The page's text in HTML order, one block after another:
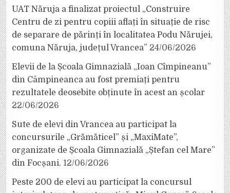
UAT Năruja a finalizat proiectul „Construire
Centru de zi pentru copiii aflați în situație de risc
de separare de părinți în localitatea Podu Nărujei,
comuna Năruja, județul Vrancea” 24/06/2026
Elevii de la Școala Gimnazială „Ioan Cîmpineanu”
din Câmpineanca au fost premiați pentru
rezultatele deosebite obținute în acest an școlar
22/06/2026
Sute de elevi din Vrancea au participat la
concursurile „Grămăticel” și „MaxiMate”,
organizate de Școala Gimnazială „Ștefan cel Mare”
din Focșani. 12/06/2026
Peste 200 de elevi au participat la concursul